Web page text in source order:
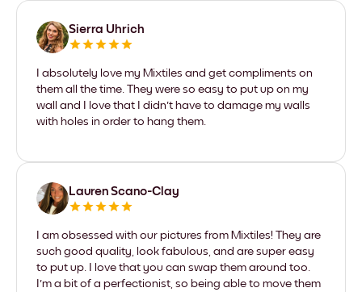
Sierra Uhrich
I absolutely love my Mixtiles and get compliments on
them all the time. They were so easy to put up on my
wall and I love that I didn't have to damage my walls
with holes in order to hang them.
Lauren Scano-Clay
I am obsessed with our pictures from Mixtiles! They are
such good quality, look fabulous, and are super easy
to put up. I love that you can swap them around too.
I'm a bit of a perfectionist, so being able to move them